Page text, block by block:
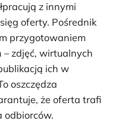
z innymi
oferty. Pośrednik
przygotowaniem
– zdjęć, wirtualnych
ich w
oszczędza
że oferta trafi
odbiorców.